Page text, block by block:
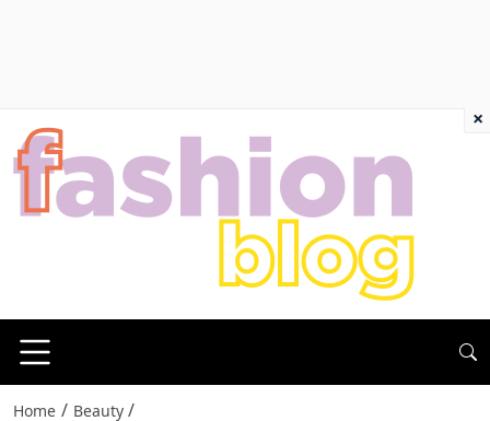
Home / Beauty /
×